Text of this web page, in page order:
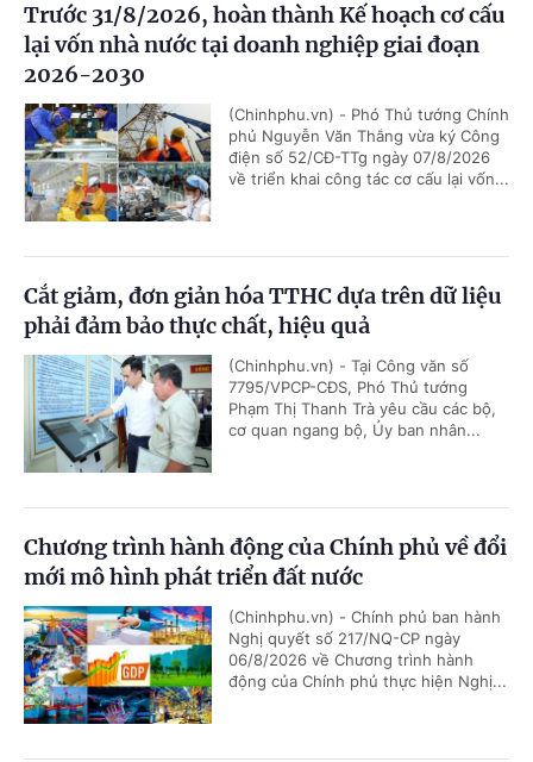
Trước 31/8/2026, hoàn thành Kế hoạch cơ cấu
lại vốn nhà nước tại doanh nghiệp giai đoạn
2026-2030
(Chinhphu.vn) - Phó Thủ tướng Chính
phủ Nguyễn Văn Thắng vừa ký Công
điện số 52/CĐ-TTg ngày 07/8/2026
về triển khai công tác cơ cấu lại vốn...
Cắt giảm, đơn giản hóa TTHC dựa trên dữ liệu
phải đảm bảo thực chất, hiệu quả
(Chinhphu.vn) - Tại Công văn số
7795/VPCP-CĐS, Phó Thủ tướng
Phạm Thị Thanh Trà yêu cầu các bộ,
cơ quan ngang bộ, Ủy ban nhân...
Chương trình hành động của Chính phủ về đổi
mới mô hình phát triển đất nước
(Chinhphu.vn) - Chính phủ ban hành
Nghị quyết số 217/NQ-CP ngày
06/8/2026 về Chương trình hành
động của Chính phủ thực hiện Nghị...